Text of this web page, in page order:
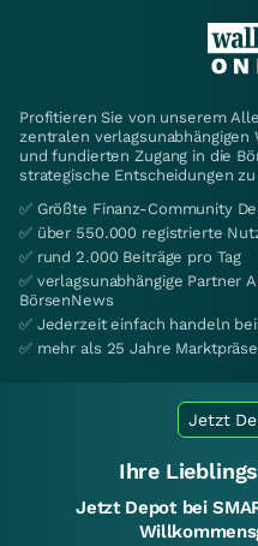
Profitieren Sie von unserem
zentralen
und fundierten Zugang in die
strategische Entscheidungen
✅ Größte Finanz-Community
✅ über 550.000 registrierte
✅ rund 2.000 Beiträge pro Tag
✅ verlagsunabhängige Partner
BörsenNews
✅ Jederzeit einfach handeln
✅ mehr als 25 Jahre
Jetzt
Ihre
Jetzt Depot bei